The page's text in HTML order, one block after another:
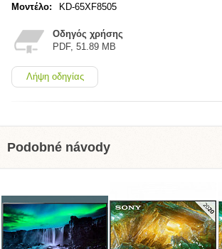
Μοντέλο:
KD-65XF8505
Οδηγός χρήσης
PDF, 51.89 MB
Λήψη οδηγίας
Podobné návody